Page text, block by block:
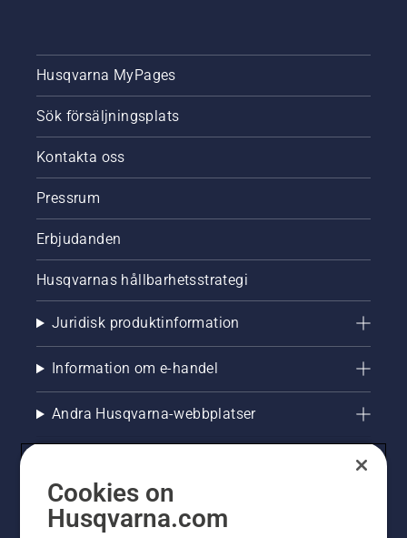
Husqvarna MyPages
Sök försäljningsplats
Kontakta oss
Pressrum
Erbjudanden
Husqvarnas hållbarhetsstrategi
Juridisk produktinformation
Information om e-handel
Andra Husqvarna-webbplatser
Cookies on
Husqvarna.com